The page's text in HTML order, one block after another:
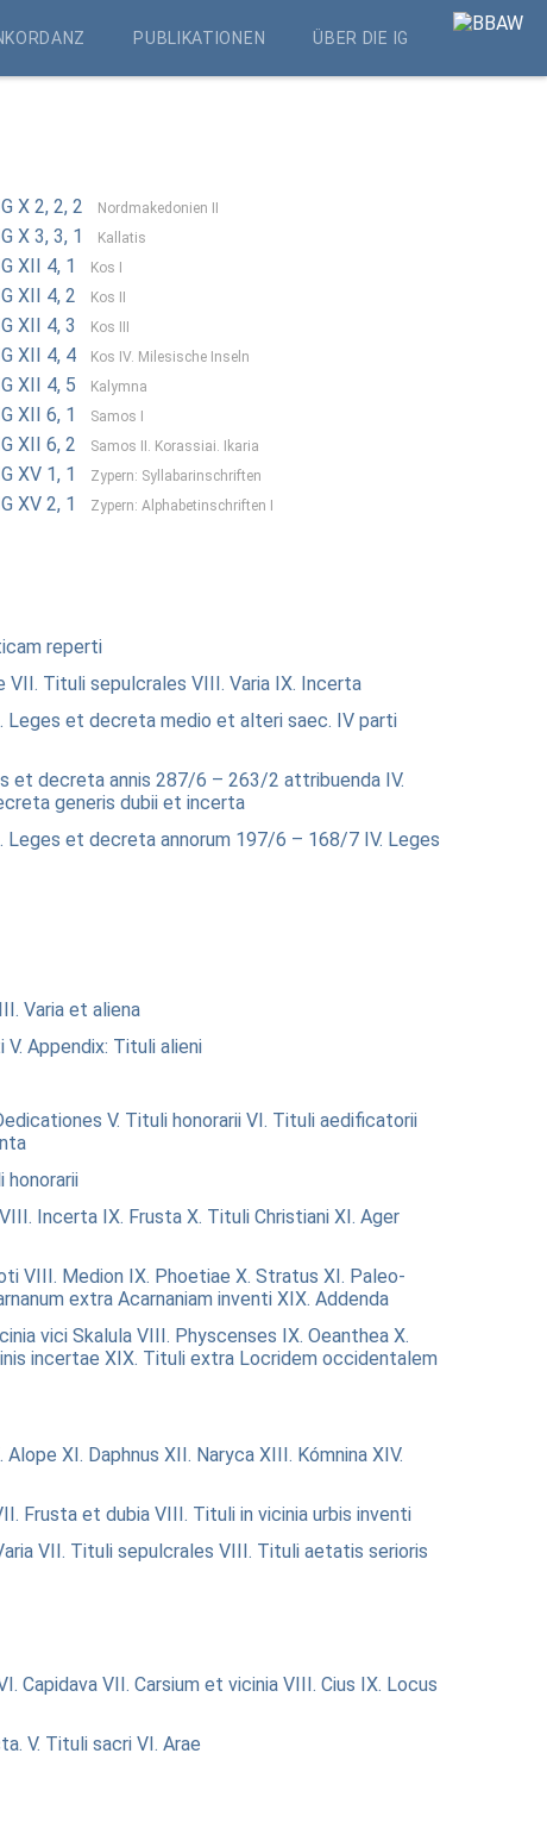
PUBLIKATIONEN ÜBER DIE IG
X 2, 2, 2 Nordmakedonien II
X 3, 3, 1 Kallatis
XII 4, 1 Kos I
XII 4, 2 Kos II
XII 4, 3 Kos III
XII 4, 4 Kos IV. Milesische Inseln
XII 4, 5 Kalymna
XII 6, 1 Samos I
XII 6, 2 Samos II. Korassiai. Ikaria
XV 1, 1 Zypern: Syllabarinschriften
XV 2, 1 Zypern: Alphabetinschriften I
reperti
VII. Tituli sepulcrales VIII. Varia IX. Incerta
Leges et decreta medio et alteri saec. IV parti
et decreta annis 287/6 – 263/2 attribuenda IV.
generis dubii et incerta
Leges et decreta annorum 197/6 – 168/7 IV. Leges
III. Varia et aliena
V. Appendix: Tituli alieni
V. Tituli honorarii VI. Tituli aedificatorii
honorarii
VIII. Incerta IX. Frusta X. Tituli Christiani XI. Ager
VIII. Medion IX. Phoetiae X. Stratus XI. Paleo-
extra Acarnaniam inventi XIX. Addenda
vici Skalula VIII. Physcenses IX. Oeanthea X.
incertae XIX. Tituli extra Locridem occidentalem
Alope XI. Daphnus XII. Naryca XIII. Kómnina XIV.
Frusta et dubia VIII. Tituli in vicinia urbis inventi
VII. Tituli sepulcrales VIII. Tituli aetatis serioris
Capidava VII. Carsium et vicinia VIII. Cius IX. Locus
V. Tituli sacri VI. Arae